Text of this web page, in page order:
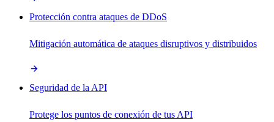
Protección contra ataques de DDoS
Mitigación automática de ataques disruptivos y distribuidos
Seguridad de la API
Protege los puntos de conexión de tus API